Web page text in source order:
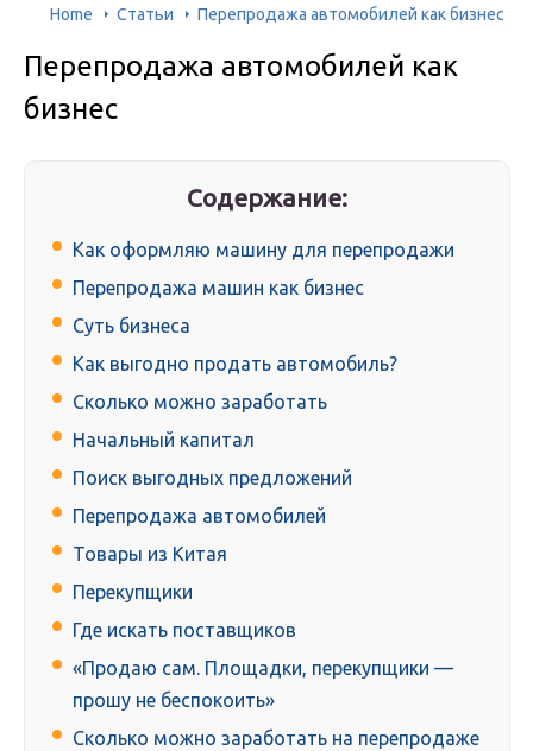
Home Статьи Перепродажа автомобилей как бизнес
Перепродажа автомобилей как
бизнес
Содержание:
Как оформляю машину для перепродажи
Перепродажа машин как бизнес
Суть бизнеса
Как выгодно продать автомобиль?
Сколько можно заработать
Начальный капитал
Поиск выгодных предложений
Перепродажа автомобилей
Товары из Китая
Перекупщики
Где искать поставщиков
«Продаю сам. Площадки, перекупщики —
прошу не беспокоить»
Сколько можно заработать на перепродаже